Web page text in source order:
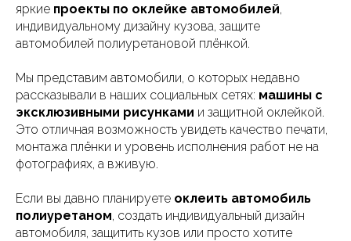
яркие проекты по оклейке автомобилей,
индивидуальному дизайну кузова, защите
автомобилей полиуретановой плёнкой.
Мы представим автомобили, о которых недавно
рассказывали в наших социальных сетях: машины с
эксклюзивными рисунками и защитной оклейкой.
Это отличная возможность увидеть качество печати,
монтажа плёнки и уровень исполнения работ не на
фотографиях, а вживую.
Если вы давно планируете оклеить автомобиль
полиуретаном, создать индивидуальный дизайн
автомобиля, защитить кузов или просто хотите